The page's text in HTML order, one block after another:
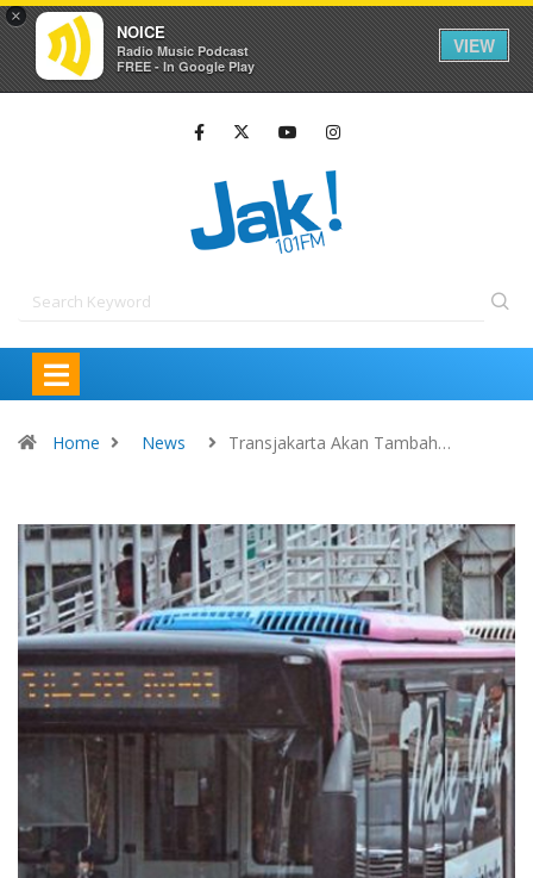
×
NOICE
Radio Music Podcast
FREE - In Google Play
VIEW
Home News Transjakarta Akan Tambah…